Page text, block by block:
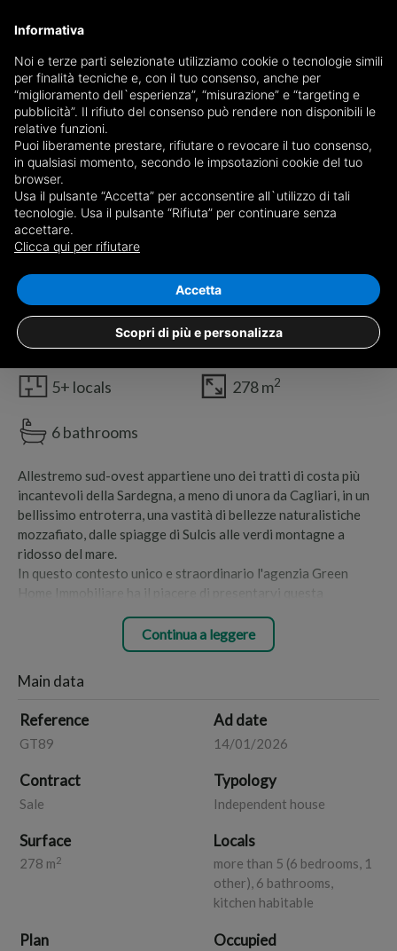
Independent house Via Umberto I, Giba
€ 249.000
5+ locals 278 m2
6 bathrooms
Allestremo sud-ovest appartiene uno dei tratti di costa più
incantevoli della Sardegna, a meno di unora da Cagliari, in un
bellissimo entroterra, una vastità di bellezze naturalistiche
mozzafiato, dalle spiagge di Sulcis alle verdi montagne a
ridosso del mare.
In questo contesto unico e straordinario l'agenzia Green
Home Immobiliare ha il piacere di presentarvi questa
centrale e con tutti i principali servizi nelle vicinanze.
Casa indipendente, monolocale e bilocale, completamente
affitti breve termine.
Limmobile principale si sviluppa su due livelli, uniti tra loro da
una comoda rampa di scale, al piano terra troviamo unampia
sala open space, al piano superiore trovano spazio quattro
struttura unampia e panoramica terrazza.
Dal passo carraio si accede ad un ampio cortile su cui si
Ottima opportunità sia come casa vacanza che come
investimento.
Continua a leggere
Main data
Reference
GT89
Ad date
14/01/2026
Contract
Sale
Typology
Independent house
Surface
278 m2
Locals
more than 5 (6 bedrooms, 1
other), 6 bathrooms,
kitchen habitable
Plan Occupied
Informativa
Noi e terze parti selezionate utilizziamo cookie o tecnologie simili
per finalità tecniche e, con il tuo consenso, anche per
“miglioramento dell`esperienza”, “misurazione” e “targeting e
pubblicità”. Il rifiuto del consenso può rendere non disponibili le
relative funzioni.
Puoi liberamente prestare, rifiutare o revocare il tuo consenso,
in qualsiasi momento, secondo le impsotazioni cookie del tuo
browser.
Usa il pulsante “Accetta” per acconsentire all`utilizzo di tali
tecnologie. Usa il pulsante “Rifiuta” per continuare senza
accettare.
Clicca qui per rifiutare
Scopri di più e personalizza
Accetta